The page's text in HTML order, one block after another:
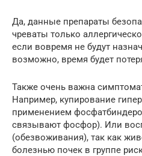
Да, данные препараты
чреваты только
если вовремя не будут
возможно, время будет
Также очень важна
Например, купирование
применением
связывают фосфор). Или
(обезвоживания), так как
болезнью почек в группе